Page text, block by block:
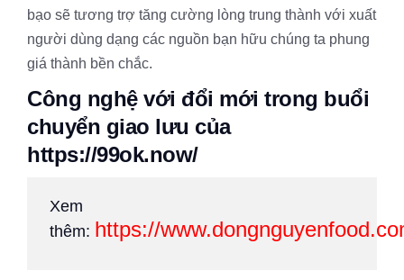
bạo sẽ tương trợ tăng cường lòng trung thành với xuất
người dùng dạng các nguồn bạn hữu chúng ta phung
giá thành bền chắc.
Công nghệ với đổi mới trong buổi
chuyển giao lưu của
https://99ok.now/
Xem
thêm: https://